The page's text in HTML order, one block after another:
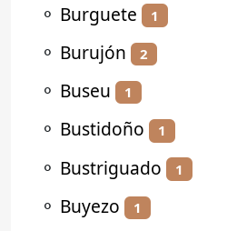
⚬ Burguete 1
⚬ Burujón 2
⚬ Buseu 1
⚬ Bustidoño 1
⚬ Bustriguado 1
⚬ Buyezo 1